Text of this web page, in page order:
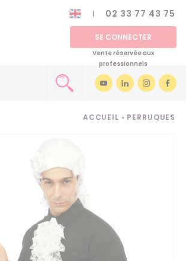
02 33 77 43 75
SE CONNECTER
Vente réservée aux
professionnels
ACCUEIL • PERRUQUES